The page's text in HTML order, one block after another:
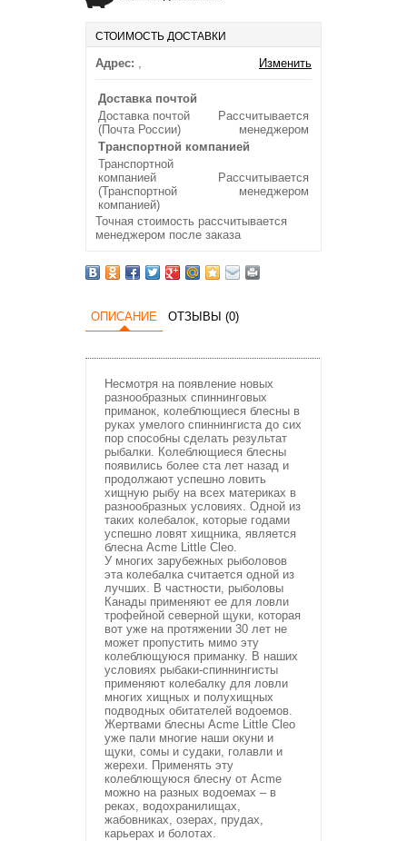
СТОИМОСТЬ ДОСТАВКИ
Адрес: , Изменить
Доставка почтой
Доставка почтой
(Почта России)
Рассчитывается
менеджером
Транспортной компанией
Транспортной
компанией
(Транспортной
компанией)
Рассчитывается
менеджером
Точная стоимость рассчитывается
менеджером после заказа
ОПИСАНИЕ ОТЗЫВЫ (0)
Несмотря на появление новых
разнообразных спиннинговых
приманок, колеблющиеся блесны в
руках умелого спиннингиста до сих
пор способны сделать результат
рыбалки. Колеблющиеся блесны
появились более ста лет назад и
продолжают успешно ловить
хищную рыбу на всех материках в
разнообразных условиях. Одной из
таких колебалок, которые годами
успешно ловят хищника, является
блесна Acme Little Cleo.
У многих зарубежных рыболовов
эта колебалка считается одной из
лучших. В частности, рыболовы
Канады применяют ее для ловли
трофейной северной щуки, которая
вот уже на протяжении 30 лет не
может пропустить мимо эту
колеблющуюся приманку. В наших
условиях рыбаки-спиннингисты
применяют колебалку для ловли
многих хищных и полухищных
подводных обитателей водоемов.
Жертвами блесны Acme Little Cleo
уже пали многие наши окуни и
щуки, сомы и судаки, голавли и
жерехи. Применять эту
колеблющуюся блесну от Acme
можно на разных водоемах – в
реках, водохранилищах,
жабовниках, озерах, прудах,
карьерах и болотах.